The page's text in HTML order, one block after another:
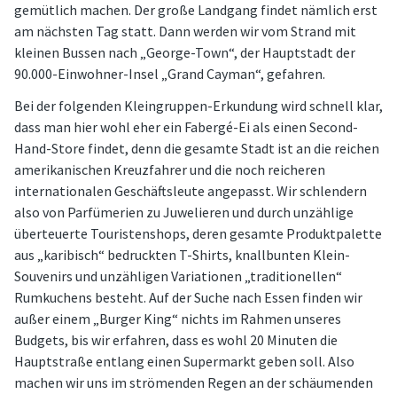
gemütlich machen. Der große Landgang findet nämlich erst
am nächsten Tag statt. Dann werden wir vom Strand mit
kleinen Bussen nach „George-Town“, der Hauptstadt der
90.000-Einwohner-Insel „Grand Cayman“, gefahren.
Bei der folgenden Kleingruppen-Erkundung wird schnell klar,
dass man hier wohl eher ein Fabergé-Ei als einen Second-
Hand-Store findet, denn die gesamte Stadt ist an die reichen
amerikanischen Kreuzfahrer und die noch reicheren
internationalen Geschäftsleute angepasst. Wir schlendern
also von Parfümerien zu Juwelieren und durch unzählige
überteuerte Touristenshops, deren gesamte Produktpalette
aus „karibisch“ bedruckten T-Shirts, knallbunten Klein-
Souvenirs und unzähligen Variationen „traditionellen“
Rumkuchens besteht. Auf der Suche nach Essen finden wir
außer einem „Burger King“ nichts im Rahmen unseres
Budgets, bis wir erfahren, dass es wohl 20 Minuten die
Hauptstraße entlang einen Supermarkt geben soll. Also
machen wir uns im strömenden Regen an der schäumenden